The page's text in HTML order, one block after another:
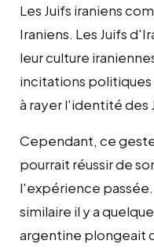
Les Juifs iraniens
Iraniens. Les Juifs
leur culture
incitations politiques
à rayer l'identité des
Cependant, ce
pourrait réussir de
l'expérience passée.
similaire il y a
argentine plongeait